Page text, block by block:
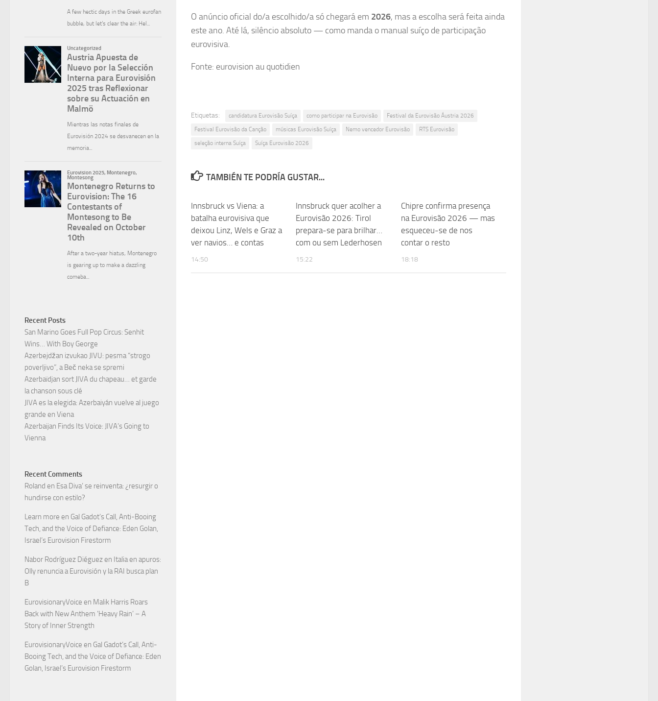
O anúncio oficial do/a escolhido/a só chegará em 2026, mas a escolha será feita ainda
este ano. Até lá, silêncio absoluto — como manda o manual suíço de participação
eurovisiva.
Fonte: eurovision au quotidien
Etiquetas: candidatura Eurovisão Suíça como participar na Eurovisão
Festival da Eurovisão Áustria 2026
Festival Eurovisão da Canção
músicas Eurovisão Suíça Nemo vencedor Eurovisão
RTS Eurovisão
seleção interna Suíça
Suíça Eurovisão 2026
TAMBIÉN TE PODRÍA GUSTAR...
Innsbruck vs Viena: a
batalha eurovisiva que
deixou Linz, Wels e Graz a
ver navios… e contas
14:50
Innsbruck quer acolher a
Eurovisão 2026: Tirol
prepara-se para brilhar…
com ou sem Lederhosen
15:22
Chipre confirma presença
na Eurovisão 2026 — mas
esqueceu-se de nos
contar o resto
18:18
Recent Posts
San Marino Goes Full Pop Circus: Senhit
Wins… With Boy George
Azerbejdžan izvukao JIVU: pesma “strogo
poverljivo”, a Beč neka se spremi
Azerbaïdjan sort JIVA du chapeau… et garde
la chanson sous clé
JIVA es la elegida: Azerbaiyán vuelve al juego
grande en Viena
Azerbaijan Finds Its Voice: JIVA’s Going to
Vienna
Recent Comments
Roland en Esa Diva’ se reinventa: ¿resurgir o
hundirse con estilo?
Learn more en Gal Gadot’s Call, Anti-Booing
Tech, and the Voice of Defiance: Eden Golan,
Israel’s Eurovision Firestorm
Nabor Rodríguez Diéguez en Italia en apuros:
Olly renuncia a Eurovisión y la RAI busca plan
B
EurovisionaryVoice en Malik Harris Roars
Back with New Anthem ‘Heavy Rain’ – A
Story of Inner Strength
EurovisionaryVoice en Gal Gadot’s Call, Anti-
Booing Tech, and the Voice of Defiance: Eden
Golan, Israel’s Eurovision Firestorm